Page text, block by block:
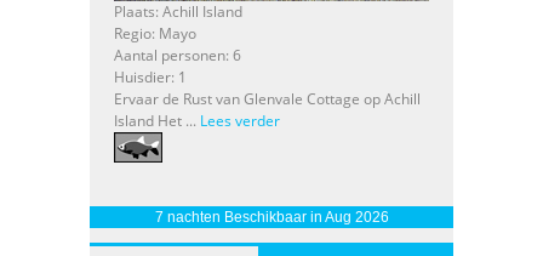
Plaats: Achill Island
Regio: Mayo
Aantal personen: 6
Huisdier: 1
Ervaar de Rust van Glenvale Cottage op Achill
Island Het ... Lees verder
7 nachten Beschikbaar in Aug 2026